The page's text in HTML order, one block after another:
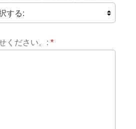
ください。: *